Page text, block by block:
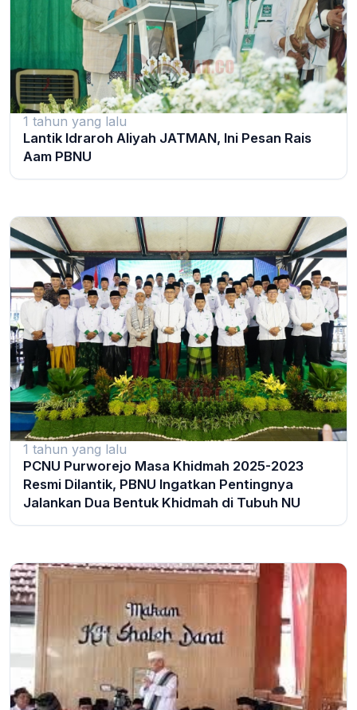
1 tahun yang lalu
Lantik Idraroh Aliyah JATMAN, Ini Pesan Rais
Aam PBNU
1 tahun yang lalu
PCNU Purworejo Masa Khidmah 2025-2023
Resmi Dilantik, PBNU Ingatkan Pentingnya
Jalankan Dua Bentuk Khidmah di Tubuh NU